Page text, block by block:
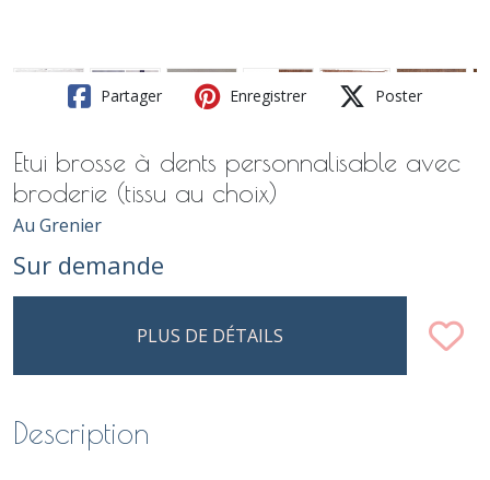
Partager Enregistrer Poster
Etui brosse à dents personnalisable avec
broderie (tissu au choix)
Au Grenier
Sur demande
PLUS DE DÉTAILS
Description